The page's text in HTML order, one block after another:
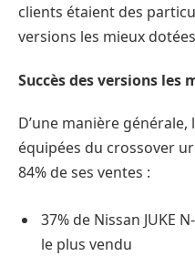
clients étaient des
versions les mieux
Succès des versions les
D’une manière
équipées du crossover
84% de ses ventes :
37% de Nissan JUKE
le plus vendu